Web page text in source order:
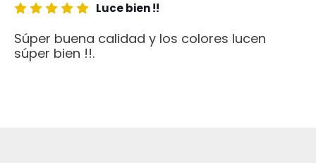
Luce bien !!
Súper buena calidad y los colores lucen
súper bien !!.